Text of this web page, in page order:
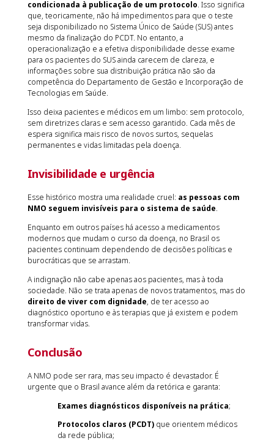
condicionada à publicação de um protocolo. Isso significa
que, teoricamente, não há impedimentos para que o teste
seja disponibilizado no Sistema Único de Saúde (SUS) antes
mesmo da finalização do PCDT. No entanto, a
operacionalização e a efetiva disponibilidade desse exame
para os pacientes do SUS ainda carecem de clareza, e
informações sobre sua distribuição prática não são da
competência do Departamento de Gestão e Incorporação de
Tecnologias em Saúde.
Isso deixa pacientes e médicos em um limbo: sem protocolo,
sem diretrizes claras e sem acesso garantido. Cada mês de
espera significa mais risco de novos surtos, sequelas
permanentes e vidas limitadas pela doença.
Invisibilidade e urgência
Esse histórico mostra uma realidade cruel: as pessoas com
NMO seguem invisíveis para o sistema de saúde.
Enquanto em outros países há acesso a medicamentos
modernos que mudam o curso da doença, no Brasil os
pacientes continuam dependendo de decisões políticas e
burocráticas que se arrastam.
A indignação não cabe apenas aos pacientes, mas à toda
sociedade. Não se trata apenas de novos tratamentos, mas do
direito de viver com dignidade, de ter acesso ao
diagnóstico oportuno e às terapias que já existem e podem
transformar vidas.
Conclusão
A NMO pode ser rara, mas seu impacto é devastador. É
urgente que o Brasil avance além da retórica e garanta:
Exames diagnósticos disponíveis na prática;
Protocolos claros (PCDT)que orientem médicos
da rede pública;